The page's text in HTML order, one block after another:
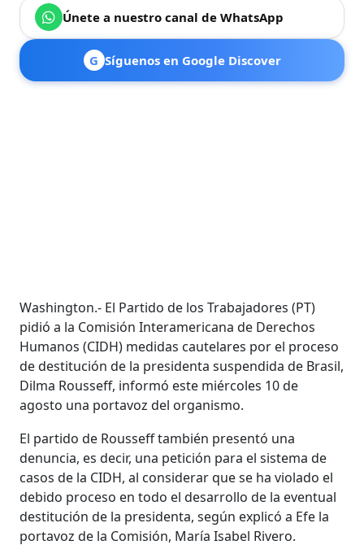
Únete a nuestro canal de WhatsApp
G Síguenos en Google Discover
Washington.- El Partido de los Trabajadores (PT)
pidió a la Comisión Interamericana de Derechos
Humanos (CIDH) medidas cautelares por el proceso
de destitución de la presidenta suspendida de Brasil,
Dilma Rousseff, informó este miércoles 10 de
agosto una portavoz del organismo.
El partido de Rousseff también presentó una
denuncia, es decir, una petición para el sistema de
casos de la CIDH, al considerar que se ha violado el
debido proceso en todo el desarrollo de la eventual
destitución de la presidenta, según explicó a Efe la
portavoz de la Comisión, María Isabel Rivero.